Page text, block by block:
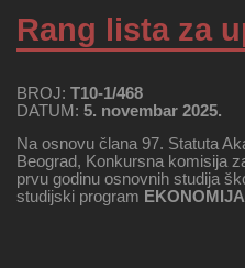
Rang lista za
BROJ: T10-1/468
DATUM: 5. novembar 2025.
Na osnovu člana 97. Statuta
Beograd, Konkursna komisija
prvu godinu osnovnih studija
studijski program